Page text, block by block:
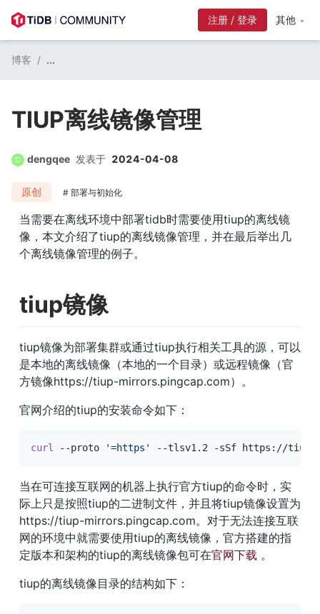
注册 / 登录 其他
博客 / ...
TIUP离线镜像管理
dengqee 发表于 2024-04-08
原创 部署与初始化
当需要在离线环境中部署tidb时需要使用tiup的离线镜
像，本文介绍了tiup的离线镜像管理，并在最后举出几
个离线镜像管理的例子。
tiup镜像
tiup镜像为部署集群或通过tiup执行相关工具的源，可以
是本地的离线镜像（本地的一个目录）或远程镜像（官
方镜像https://tiup-mirrors.pingcap.com）。
官网介绍的tiup的安装命令如下：
curl --proto '=https' --tlsv1.2 -sSf https://tiup-
当在可连接互联网的机器上执行官方tiup的命令时，实
际上只是按照tiup的二进制文件，并且将tiup镜像设置为
https://tiup-mirrors.pingcap.com。对于无法连接互联
网的环境中就需要使用tiup的离线镜像，官方搭建的指
定版本和架构的tiup的离线镜像包可在官网下载 。
tiup的离线镜像目录的结构如下：